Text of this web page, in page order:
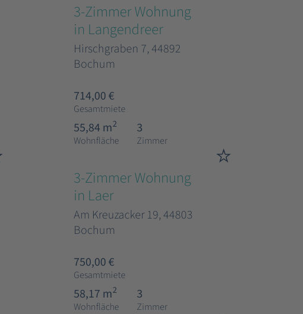
3-Zimmer Wohnung
in Langendreer
Hirschgraben 7, 44892
Bochum
714,00 €
Gesamtmiete
55,84 m2
Wohnfläche
3
Zimmer
3-Zimmer Wohnung
in Laer
Am Kreuzacker 19, 44803
Bochum
750,00 €
Gesamtmiete
58,17 m2
Wohnfläche
3
Zimmer